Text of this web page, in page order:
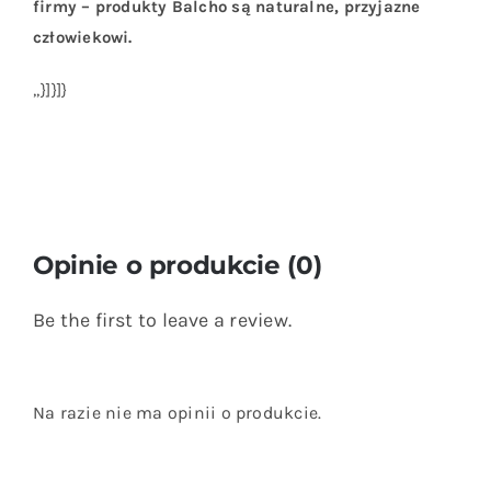
firmy – produkty Balcho są naturalne, przyjazne
człowiekowi.
„}]}]}
Opinie o produkcie (0)
Be the first to leave a review.
Na razie nie ma opinii o produkcie.